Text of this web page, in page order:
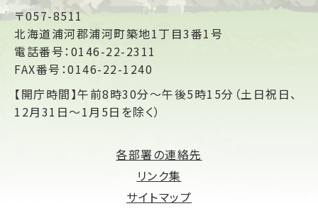
〒057-8511
北海道浦河郡浦河町築地1丁目3番1号
電話番号：0146-22-2311
FAX番号：0146-22-1240
【開庁時間】午前8時30分～午後5時15分（土日祝日、
12月31日～1月5日を除く）
各部署の連絡先
リンク集
サイトマップ